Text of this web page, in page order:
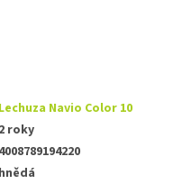
Lechuza Navio Color 10
2 roky
4008789194220
hnědá